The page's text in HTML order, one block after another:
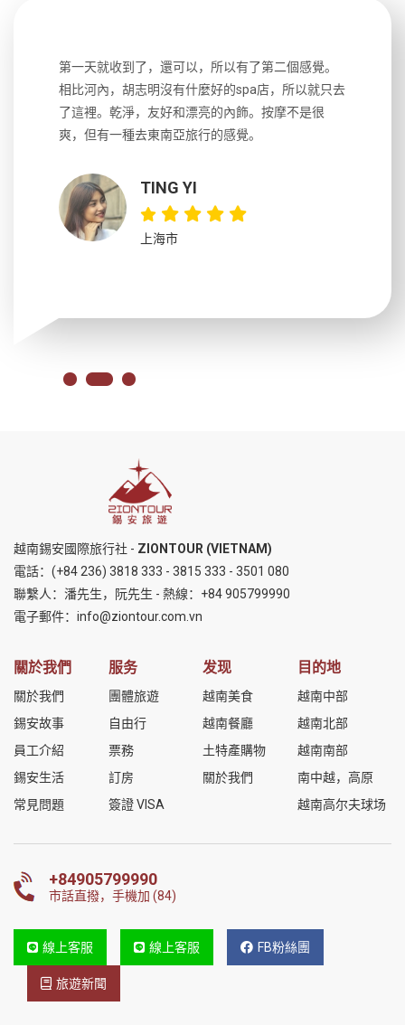
第一天就收到了，還可以，所以有了第二個感覺。
相比河內，胡志明沒有什麼好的spa店，所以就只去
了這裡。乾淨，友好和漂亮的內飾。按摩不是很
爽，但有一種去東南亞旅行的感覺。
TING YI
上海市
越南錫安國際旅行社 - ZIONTOUR (VIETNAM)
電話： (+84 236) 3818 333 - 3815 333 - 3501 080
聯繫人：潘先生，阮先生 - 熱線： +84 905799990
電子郵件： info@ziontour.com.vn
關於我們
關於我們
錫安故事
員工介紹
錫安生活
常見問題
服务
團體旅遊
自由行
票務
訂房
簽證 VISA
发现
越南美食
越南餐廳
土特產購物
關於我們
目的地
越南中部
越南北部
越南南部
南中越，高原
越南高尔夫球场
+84905799990
市話直撥，手機加 (84)
線上客服 線上客服 FB粉絲團
旅遊新聞